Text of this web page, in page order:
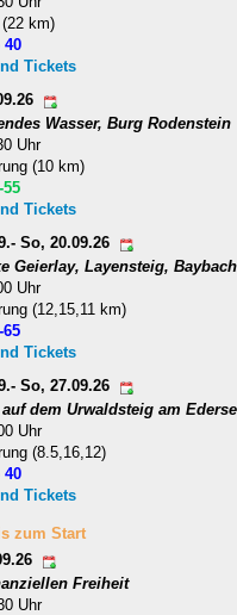
km)
40
Tickets
Wasser, Burg Rodenstein
Uhr
(10 km)
55
Tickets
So, 20.09.26
Geierlay, Layensteig,
Uhr
(12,15,11 km)
65
Tickets
So, 27.09.26
dem Urwaldsteig am
Uhr
(8.5,16,12)
40
Tickets
zum Start
Freiheit
Uhr